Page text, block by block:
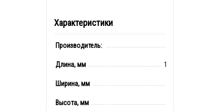
Характеристики
Производитель:
Длина, мм 1432-1832
Ширина, мм
Высота, мм